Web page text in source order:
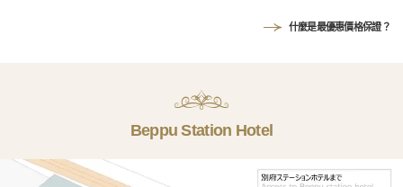
什麼是最優惠價格保證？
Beppu Station Hotel